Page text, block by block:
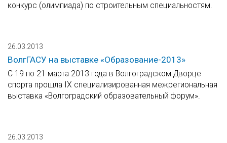
конкурс (олимпиада) по строительным специальностям.
26.03.2013
ВолгГАСУ на выставке «Образование-2013»
C 19 по 21 марта 2013 года в Волгоградском Дворце
спорта прошла IX специализированная межрегиональная
выставка «Волгоградский образовательный форум».
26.03.2013